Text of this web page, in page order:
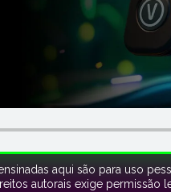
aqui são para uso
autorais exige permissão